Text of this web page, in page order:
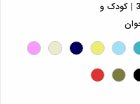
313 | کودک و